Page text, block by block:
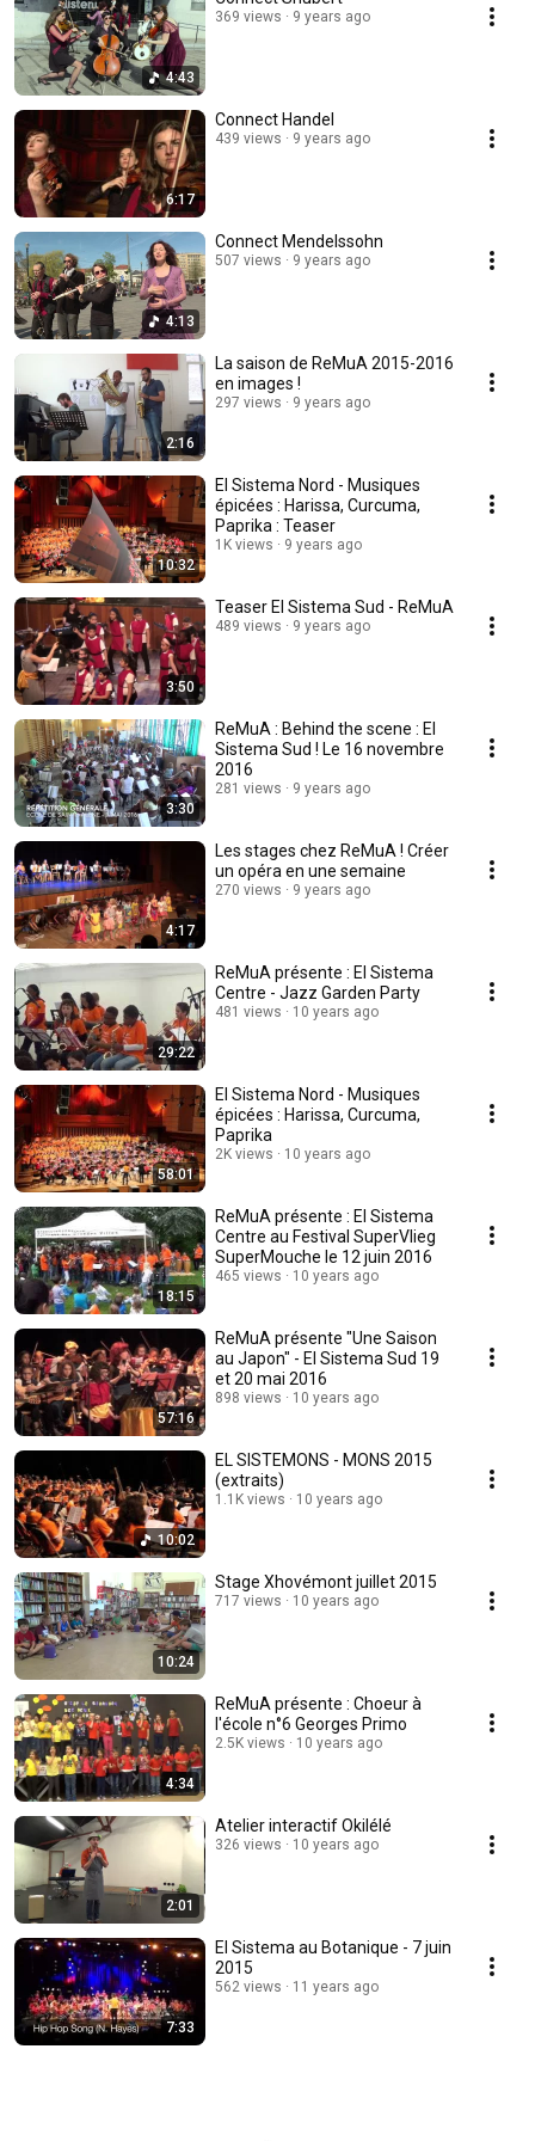
4:43
369 views 9 years ago
6:17
Connect Handel
439 views 9 years ago
4:13
Connect Mendelssohn
507 views 9 years ago
2:16
La saison de ReMuA 2015-2016
en images !
297 views 9 years ago
10:32
El Sistema Nord - Musiques
épicées : Harissa, Curcuma,
Paprika : Teaser
1K views 9 years ago
3:50
Teaser El Sistema Sud - ReMuA
489 views 9 years ago
3:30
ReMuA : Behind the scene : El
Sistema Sud ! Le 16 novembre
2016
281 views 9 years ago
4:17
Les stages chez ReMuA ! Créer
un opéra en une semaine
270 views 9 years ago
29:22
ReMuA présente : El Sistema
Centre - Jazz Garden Party
481 views 10 years ago
58:01
El Sistema Nord - Musiques
épicées : Harissa, Curcuma,
Paprika
2K views 10 years ago
18:15
ReMuA présente : El Sistema
Centre au Festival SuperVlieg
SuperMouche le 12 juin 2016
465 views 10 years ago
57:16
ReMuA présente "Une Saison
au Japon" - El Sistema Sud 19
et 20 mai 2016
898 views 10 years ago
10:02
EL SISTEMONS - MONS 2015
(extraits)
1.1K views 10 years ago
10:24
Stage Xhovémont juillet 2015
717 views 10 years ago
4:34
ReMuA présente : Choeur à
l'école n°6 Georges Primo
2.5K views 10 years ago
2:01
Atelier interactif Okilélé
326 views 10 years ago
7:33
El Sistema au Botanique - 7 juin
2015
562 views 11 years ago